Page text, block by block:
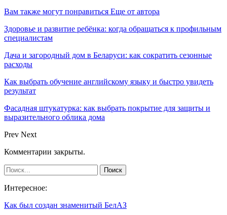
Вам также могут понравиться Еще от автора
Здоровье и развитие ребёнка: когда обращаться к профильным
специалистам
Дача и загородный дом в Беларуси: как сократить сезонные
расходы
Как выбрать обучение английскому языку и быстро увидеть
результат
Фасадная штукатурка: как выбрать покрытие для защиты и
выразительного облика дома
Prev Next
Комментарии закрыты.
Интересное:
Как был создан знаменитый БелАЗ